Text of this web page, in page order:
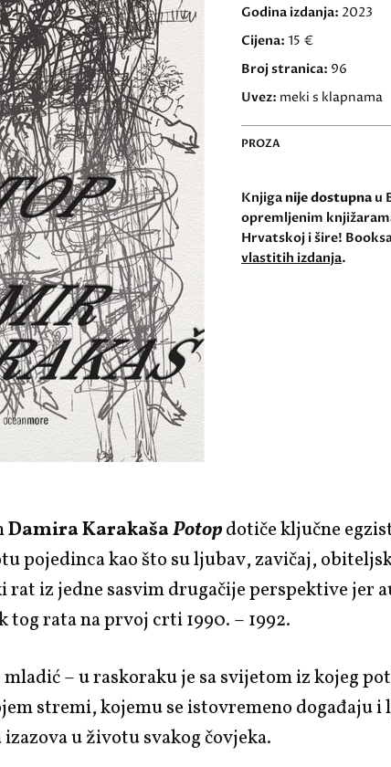
Godina izdanja: 2023
Cijena: 15 €
Broj stranica: 96
Uvez: meki s klapnama
PROZA
Knjiga nije dostupna u
opremljenim
Hrvatskoj i šire!
vlastitih izdanja.
Damira KarakašaPotopdotiče ključne
pojedinca kao što su ljubav, zavičaj,
rat iz jedne sasvim drugačije perspektive jer
tog rata na prvoj crti 1990. – 1992.
– u raskoraku je sa svijetom iz kojeg
stremi, kojemu se istovremeno događaju i
izazova u životu svakog čovjeka.